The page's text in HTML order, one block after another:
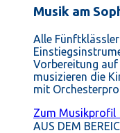
Musik am
Alle
Vorbereitung auf
musizieren die
mit
Zum Musikprofil
AUS DEM